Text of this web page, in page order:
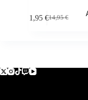
14,95€
El
11,95 €El